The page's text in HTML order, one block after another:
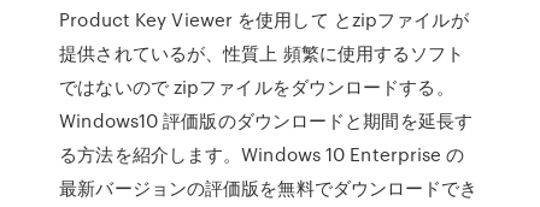
Product Key Viewer を使用して とzipファイルが
提供されているが、性質上 頻繁に使用するソフト
ではないので zipファイルをダウンロードする。
Windows10 評価版のダウンロードと期間を延長す
る方法を紹介します。Windows 10 Enterprise の
最新バージョンの評価版を無料でダウンロードでき